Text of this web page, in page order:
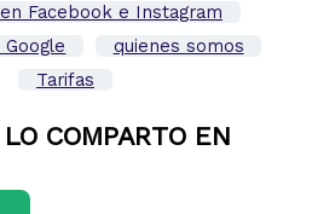
Facebook e Instagram
quienes somos
Tarifas
COMPARTO EN